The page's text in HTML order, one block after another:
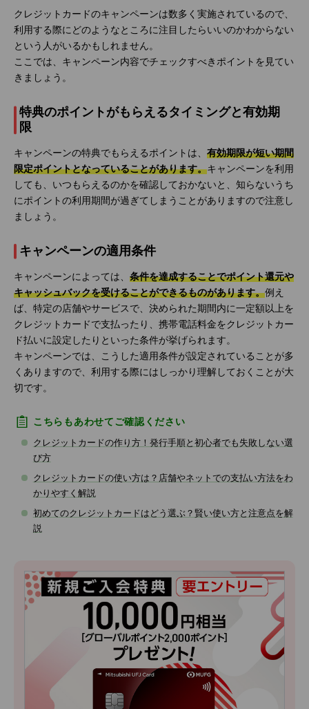
クレジットカードのキャンペーンは数多く実施されているので、
利用する際にどのようなところに注目したらいいのかわからない
という人がいるかもしれません。
ここでは、キャンペーン内容でチェックすべきポイントを見てい
きましょう。
特典のポイントがもらえるタイミングと有効期
限
キャンペーンの特典でもらえるポイントは、 有効期限が短い期間
限定ポイントとなっていることがあります。キャンペーンを利用
しても、いつもらえるのかを確認しておかないと、知らないうち
にポイントの利用期間が過ぎてしまうことがありますので注意し
ましょう。
キャンペーンの適用条件
キャンペーンによっては、 条件を達成することでポイント還元や
キャッシュバックを受けることができるものがあります。例え
ば、特定の店舗やサービスで、決められた期間内に一定額以上を
クレジットカードで支払ったり、携帯電話料金をクレジットカー
ド払いに設定したりといった条件が挙げられます。
キャンペーンでは、こうした適用条件が設定されていることが多
くありますので、利用する際にはしっかり理解しておくことが大
切です。
こちらもあわせてご確認ください
クレジットカードの作り方！発行手順と初心者でも失敗しない選
び方
クレジットカードの使い方は？店舗やネットでの支払い方法をわ
かりやすく解説
初めてのクレジットカードはどう選ぶ？賢い使い方と注意点を解
説